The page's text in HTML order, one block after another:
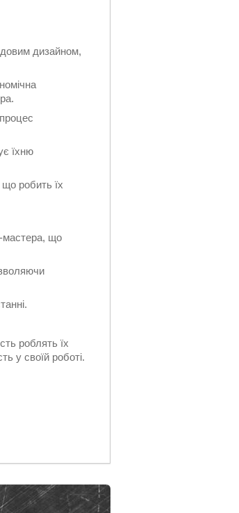
дизайном,
їхню
робить їх
мастера, що
роблять їх
у своїй роботі.